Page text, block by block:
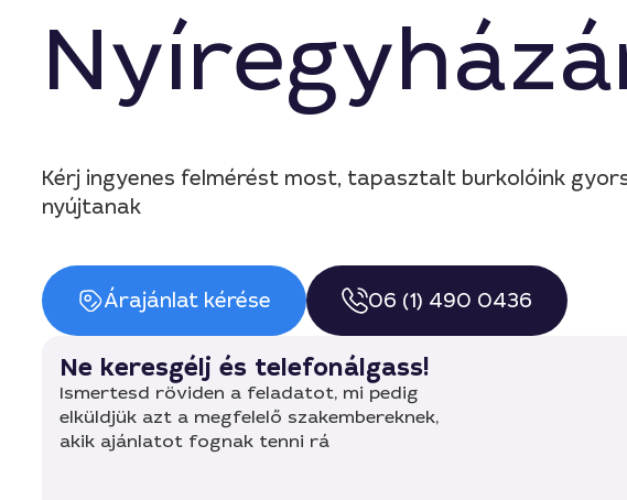
Kérj ingyenes felmérést most, tapasztalt burkolóink
nyújtanak
Árajánlat kérése 06 (1) 490 0436
Ne keresgélj és telefonálgass!
Ismertesd röviden a feladatot, mi pedig
elküldjük azt a megfelelő szakembereknek,
akik ajánlatot fognak tenni rá